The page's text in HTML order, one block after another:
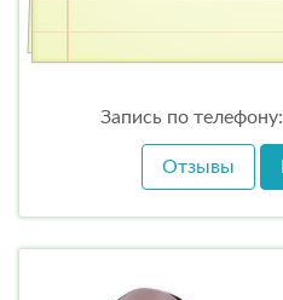
Запись по телефону:
Отзывы